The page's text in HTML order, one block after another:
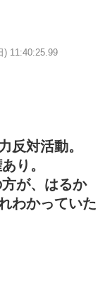
) 11:40:25.99
反対活動。
り。
が、はるか
わかっていた